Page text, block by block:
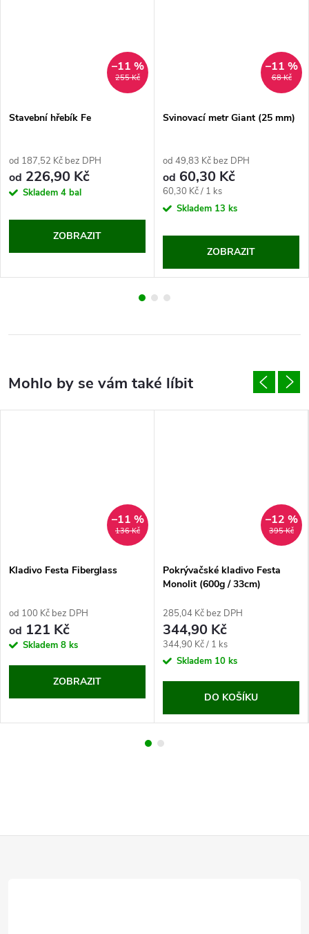
255 Kč
–11 %
Stavební hřebík Fe
od 187,52 Kč bez DPH
od 226,90 Kč
Skladem 4 bal
ZOBRAZIT
68 Kč
–11 %
Svinovací metr Giant (25 mm)
od 49,83 Kč bez DPH
od 60,30 Kč
Měrná
cena:
60,30 Kč / 1 ks
Skladem 13 ks
ZOBRAZIT
136 Kč
–11 %
Kladivo Festa Fiberglass
od 100 Kč bez DPH
od 121 Kč
Skladem 8 ks
ZOBRAZIT
395 Kč
–12 %
Pokrývačské kladivo Festa
Monolit (600g / 33cm)
285,04 Kč bez DPH
344,90 Kč
Měrná
cena:
344,90 Kč / 1 ks
Skladem 10 ks
DO KOŠÍKU